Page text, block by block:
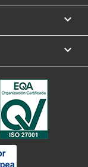

keyboard_arrow_down